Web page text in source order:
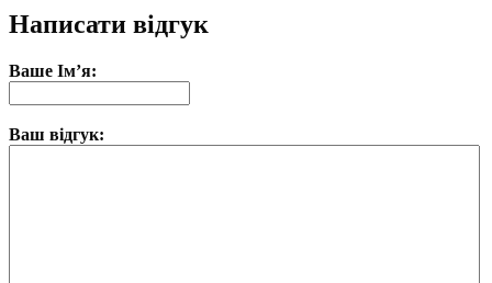
Написати відгук
Ваше Ім’я:
Ваш відгук: